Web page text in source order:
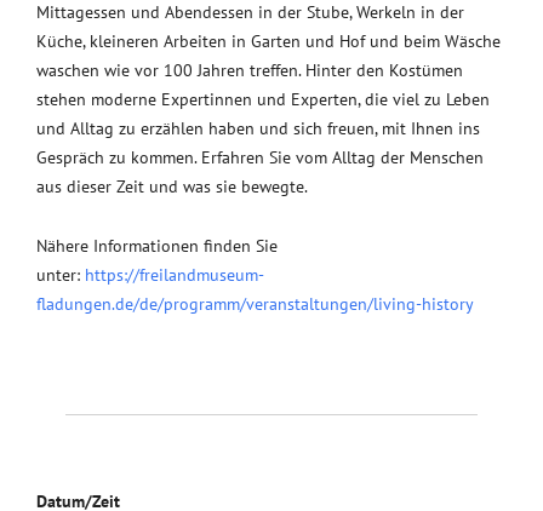
Mittagessen und Abendessen in der Stube, Werkeln in der
Küche, kleineren Arbeiten in Garten und Hof und beim Wäsche
waschen wie vor 100 Jahren treffen. Hinter den Kostümen
stehen moderne Expertinnen und Experten, die viel zu Leben
und Alltag zu erzählen haben und sich freuen, mit Ihnen ins
Gespräch zu kommen. Erfahren Sie vom Alltag der Menschen
aus dieser Zeit und was sie bewegte.
Nähere Informationen finden Sie
unter: https://freilandmuseum-
fladungen.de/de/programm/veranstaltungen/living-history
Datum/Zeit